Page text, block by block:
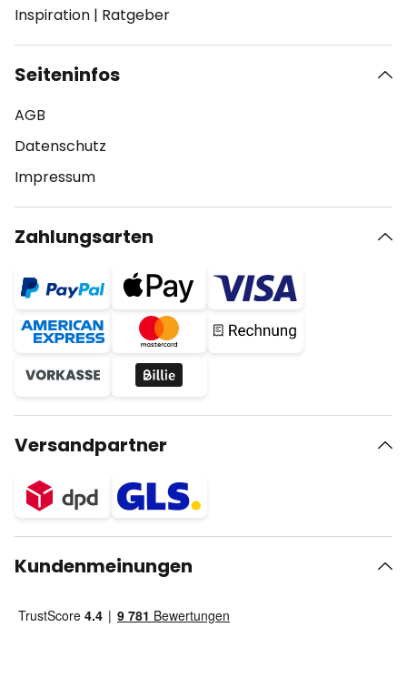
Inspiration | Ratgeber
Seiteninfos
AGB
Datenschutz
Impressum
Zahlungsarten
Versandpartner
Kundenmeinungen